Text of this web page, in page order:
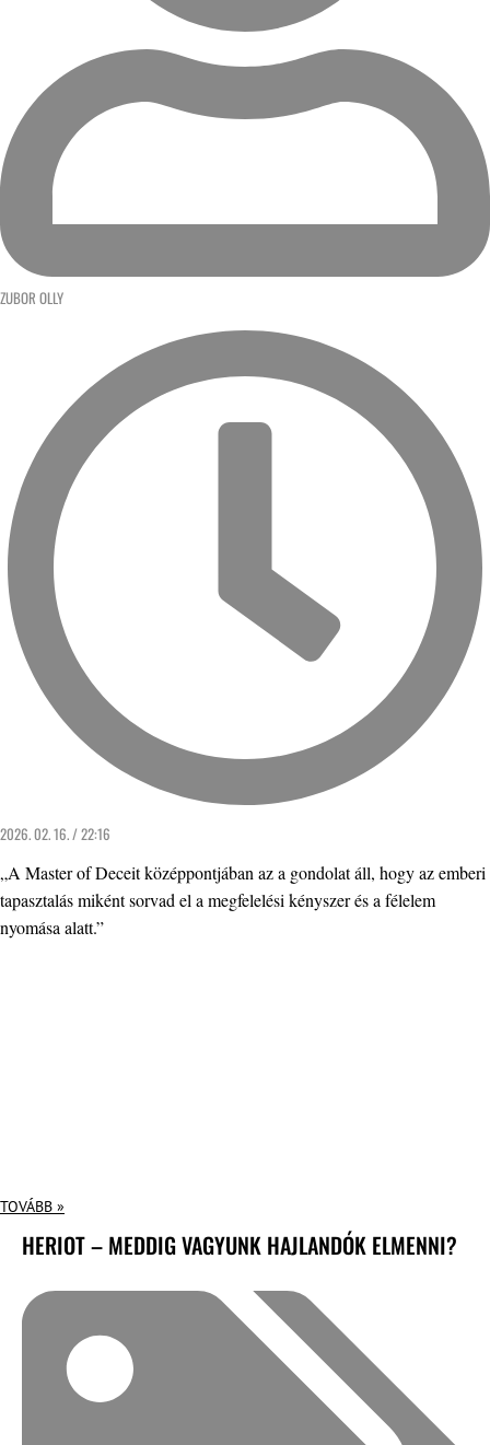
ZUBOR OLLY
2026. 02. 16. / 22:16
„A Master of Deceit középpontjában az a gondolat áll, hogy az emberi
tapasztalás miként sorvad el a megfelelési kényszer és a félelem
nyomása alatt.”
TOVÁBB »
HERIOT – MEDDIG VAGYUNK HAJLANDÓK ELMENNI?